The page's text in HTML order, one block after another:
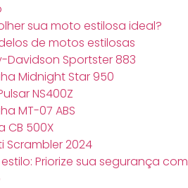
sua moto estilosa ideal?
de motos estilosas
Davidson Sportster 883
Midnight Star 950
NS400Z
MT-07 ABS
CB 500X
Scrambler 2024
Priorize sua segurança